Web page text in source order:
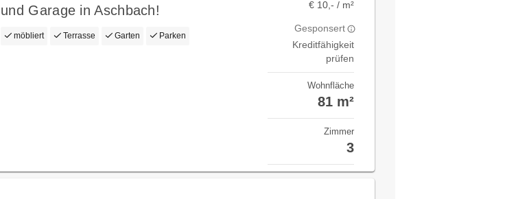
und Garage in Aschbach!
möbliert Terrasse Garten Parken
€ 10,- / m²
Gesponsert
Kreditfähigkeit
prüfen
Wohnfläche
81 m²
Zimmer
3